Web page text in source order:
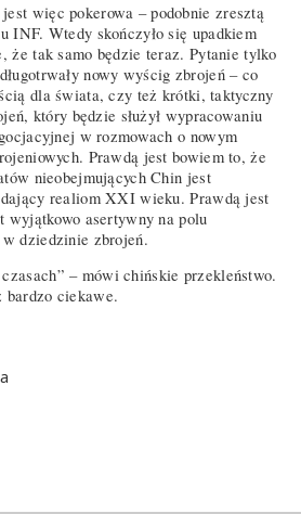
więc pokerowa – podobnie zresztą
INF. Wtedy skończyło się upadkiem
że tak samo będzie teraz. Pytanie tylko
nowy wyścig zbrojeń – co
dla świata, czy też krótki, taktyczny
który będzie służył wypracowaniu
w rozmowach o nowym
Prawdą jest bowiem to, że
nieobejmujących Chin jest
realiom XXI wieku. Prawdą jest
wyjątkowo asertywny na polu
dziedzinie zbrojeń.
– mówi chińskie przekleństwo.
bardzo ciekawe.